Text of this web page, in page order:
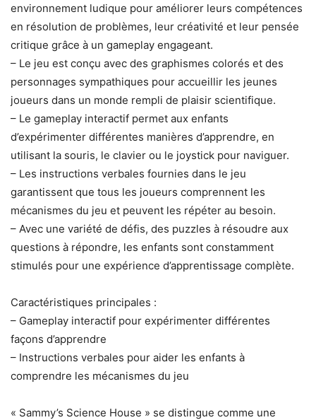
environnement ludique pour améliorer leurs compétences
en résolution de problèmes, leur créativité et leur pensée
critique grâce à un gameplay engageant.
– Le jeu est conçu avec des graphismes colorés et des
personnages sympathiques pour accueillir les jeunes
joueurs dans un monde rempli de plaisir scientifique.
– Le gameplay interactif permet aux enfants
d’expérimenter différentes manières d’apprendre, en
utilisant la souris, le clavier ou le joystick pour naviguer.
– Les instructions verbales fournies dans le jeu
garantissent que tous les joueurs comprennent les
mécanismes du jeu et peuvent les répéter au besoin.
– Avec une variété de défis, des puzzles à résoudre aux
questions à répondre, les enfants sont constamment
stimulés pour une expérience d’apprentissage complète.
Caractéristiques principales :
– Gameplay interactif pour expérimenter différentes
façons d’apprendre
– Instructions verbales pour aider les enfants à
comprendre les mécanismes du jeu
« Sammy’s Science House » se distingue comme une